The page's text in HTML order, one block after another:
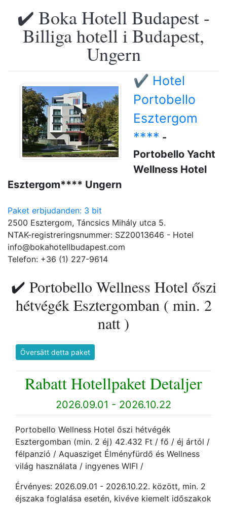
✔️ Boka Hotell Budapest -
Billiga hotell i Budapest,
Ungern
✔️ Hotel
Portobello
Esztergom
**** -
Portobello Yacht
Wellness Hotel
Esztergom**** Ungern
Paket erbjudanden: 3 bit
2500 Esztergom, Táncsics Mihály utca 5.
NTAK-registreringsnummer: SZ20013646 - Hotel
info@bokahotellbudapest.com
Telefon: +36 (1) 227-9614
✔️ Portobello Wellness Hotel őszi
hétvégék Esztergomban ( min. 2
natt )
Översätt detta paket
Rabatt Hotellpaket Detaljer
2026.09.01 - 2026.10.22
Portobello Wellness Hotel őszi hétvégék
Esztergomban (min. 2 éj) 42.432 Ft / fő / éj ártól /
félpanzió / Aquasziget Élményfürdő és Wellness
világ használata / ingyenes WIFI /
Érvényes: 2026.09.01 - 2026.10.22. között, min. 2
éjszaka foglalása esetén, kivéve kiemelt időszakok